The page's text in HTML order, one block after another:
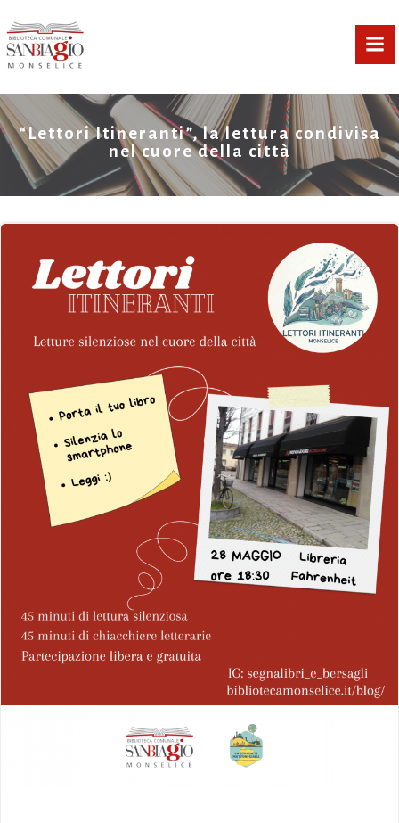
“Lettori Itineranti”, la lettura condivisa
nel cuore della città